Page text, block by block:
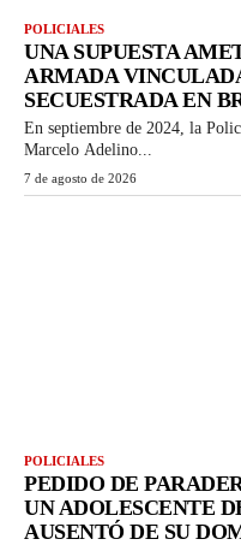
POLICIALES
UNA SUPUESTA
ARMADA
SECUESTRADA EN
En septiembre de 2024, la
Marcelo Adelino...
7 de agosto de 2026
POLICIALES
PEDIDO DE
UN ADOLESCENTE
AUSENTÓ DE SU